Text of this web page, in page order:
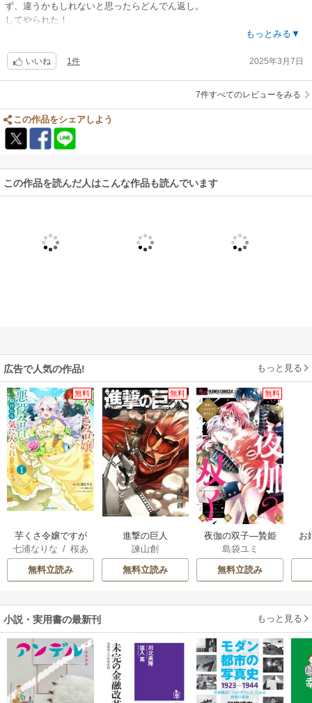
ず、違うかもしれないと思ったらどんでん返し。
してやられた！
もっとみる▼
いいね 1件 2025年3月7日
7件すべてのレビューをみる
この作品をシェアしよう
この作品を読んだ人はこんな作品も読んでいます
広告で人気の作品! もっと見る
無料
芋くさ令嬢ですが
悪役令息を助けた
ら気に入られまし
た
七浦なりな /桜あ
げは
/ くろでこ
無料立読み
無料
進撃の巨人
諫山創
無料立読み
無料
夜伽の双子―贄姫
は二人の王子に愛
される―
島袋ユミ
無料立読み
お
小説・実用書の最新刊 もっと見る